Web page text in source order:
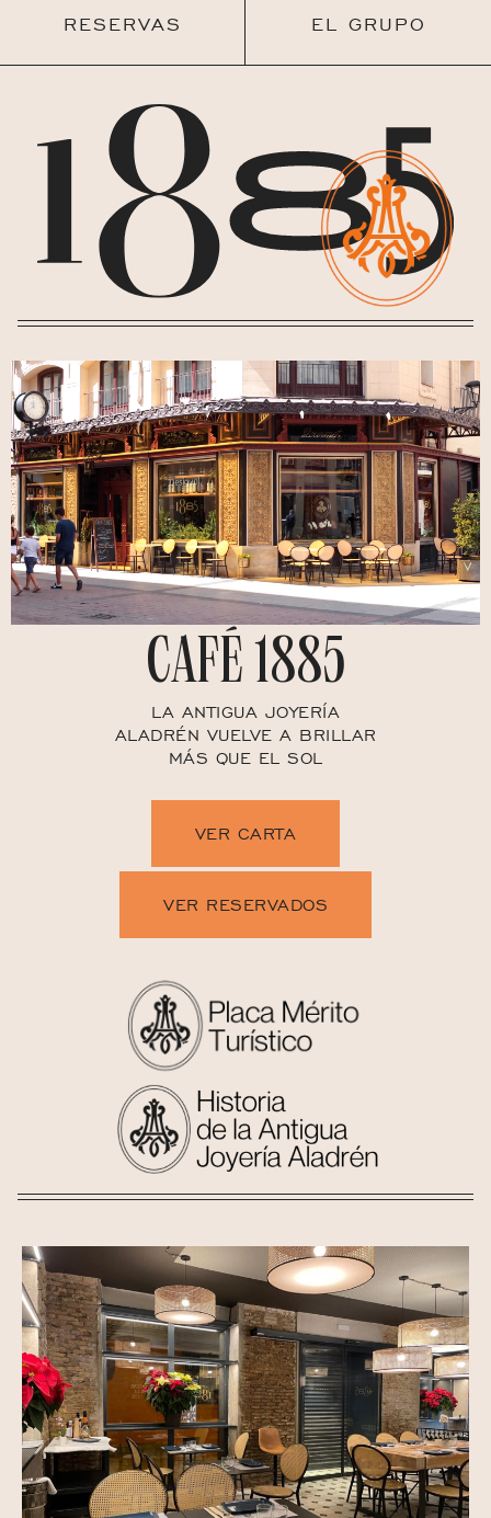
RESERVAS EL GRUPO
CAFÉ 1885
LA ANTIGUA JOYERÍA
ALADRÉN VUELVE A BRILLAR
MÁS QUE EL SOL
VER CARTA
VER RESERVADOS